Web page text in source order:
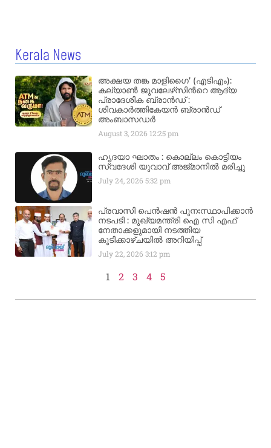
Kerala News
അക്ഷയ തങ്ക മാളിഗൈ’ (എടിഎം):
കല്യാണ്‍ ജുവലേഴ്‌സിന്‍റെ ആദ്യ
പ്രാദേശിക ബ്രാന്‍ഡ് :
ശിവകാര്‍ത്തികേയന്‍ ബ്രാന്‍ഡ്
അംബാസഡര്‍
August 3, 2026 12:25 pm
ഹൃദയാ ഘാതം : കൊല്ലം കൊട്ടിയം
സ്വദേശി യുവാവ് അജ്മാനിൽ മരിച്ചു
July 24, 20265:32 pm
പ്രവാസി പെൻഷൻ പുനഃസ്ഥാപിക്കാൻ
നടപടി : മുഖ്യമന്ത്രി ഐ സി എഫ്
നേതാക്കളുമായി നടത്തിയ
കൂടിക്കാഴ്ചയിൽ അറിയിപ്പ്
July 22, 20263:12 pm
1 2 3 4 5